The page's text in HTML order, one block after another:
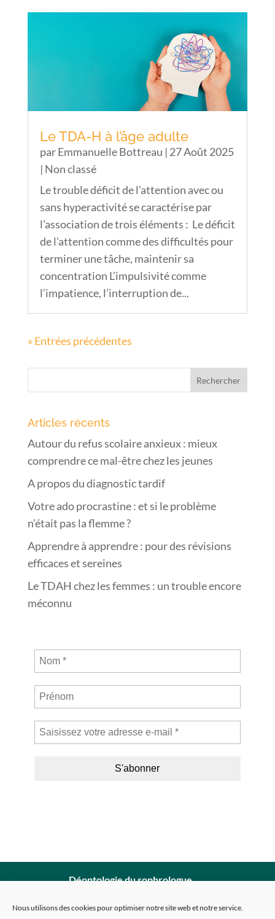
Nous utilisons des cookies pour optimiser notre site web et notre service.
Le TDA-H à l’âge adulte
parEmmanuelle Bottreau | 27 Août 2025
| Non classé
Le trouble déficit de l’attention avec ou
sans hyperactivité se caractérise par
l’association de trois éléments : Le déficit
de l’attention comme des difficultés pour
terminer une tâche, maintenir sa
concentration L’impulsivité comme
l’impatience, l’interruption de...
« Entrées précédentes
Articles récents
Autour du refus scolaire anxieux : mieux
comprendre ce mal-être chez les jeunes
A propos du diagnostic tardif
Votre ado procrastine : et si le problème
n’était pas la flemme ?
Apprendre à apprendre : pour des révisions
efficaces et sereines
Le TDAH chez les femmes : un trouble encore
méconnu
Déontologie du sophrologue
Politique de confidentialité